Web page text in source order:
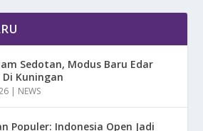
Sedotan, Modus Baru Edar
Kuningan
| NEWS
Populer: Indonesia Open Jadi